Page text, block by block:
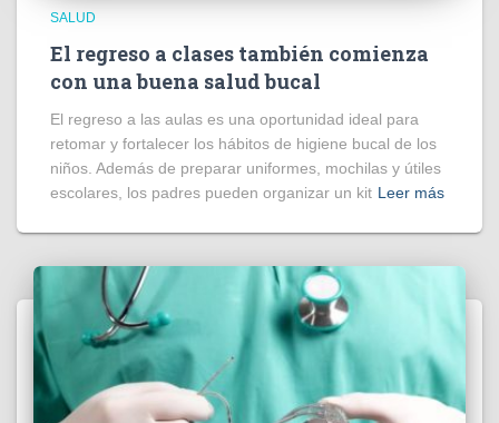
SALUD
El regreso a clases también comienza
con una buena salud bucal
El regreso a las aulas es una oportunidad ideal para
retomar y fortalecer los hábitos de higiene bucal de los
niños. Además de preparar uniformes, mochilas y útiles
escolares, los padres pueden organizar un kit Leer más